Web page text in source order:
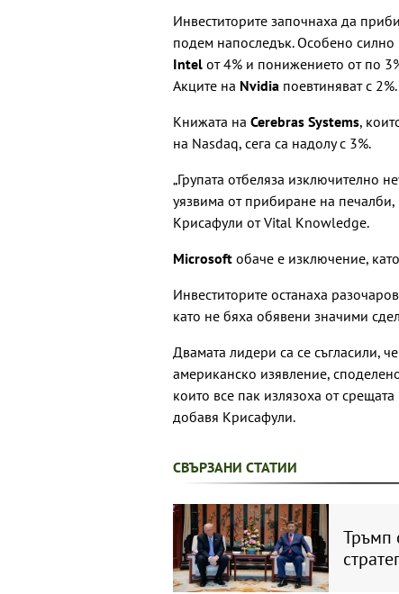
Инвеститорите започнаха да
подем напоследък. Особено силно
Intel от 4% и понижението от по
Акците на Nvidia поевтиняват с 2%.
Книжата на Cerebras Systems,
на Nasdaq, сега са надолу с 3%.
„Групата отбеляза изключително
уязвима от прибиране на
Крисафули от Vital Knowledge.
Microsoft обаче е изключение,
Инвеститорите останаха
като не бяха обявени значими
Двамата лидери са се съгласили,
американско изявление,
които все пак излязоха от
добавя Крисафули.
СВЪРЗАНИ СТАТИИ
Тръмп